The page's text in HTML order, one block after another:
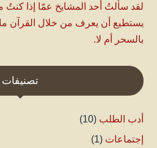
لقد سألتُ أحد المشايخ عمّا إذا كنتُ
يستطيع أن يعرف من خلال القرآن
بالسحر أم لا.
تصنيفات
أدب الطلب (10)
إجتماعات (1)